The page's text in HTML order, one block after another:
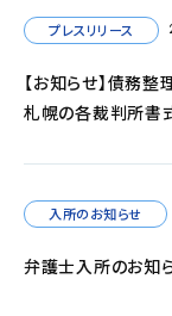
プレスリリース
【お知らせ】債務整
札幌の各裁判所書
入所のお知らせ
弁護士入所のお知